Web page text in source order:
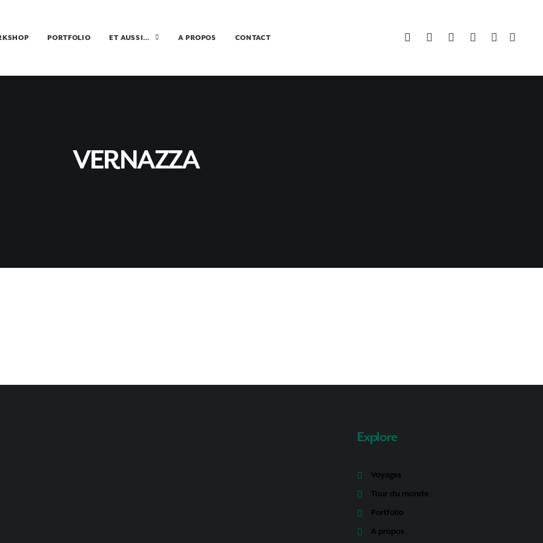
PORTFOLIO ET AUSSI… A PROPOS CONTACT
VERNAZZA
Explore
Voyages
Tour du monde
Portfolio
A propos